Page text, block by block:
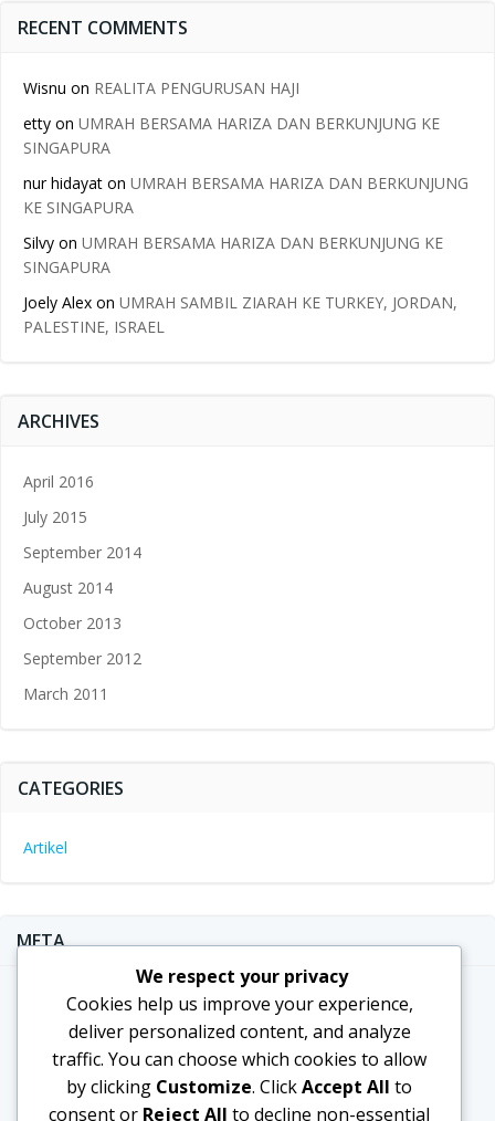
RECENT COMMENTS
Wisnu on REALITA PENGURUSAN HAJI
etty on UMRAH BERSAMA HARIZA DAN BERKUNJUNG KE
SINGAPURA
nur hidayat on UMRAH BERSAMA HARIZA DAN BERKUNJUNG
KE SINGAPURA
Silvy on UMRAH BERSAMA HARIZA DAN BERKUNJUNG KE
SINGAPURA
Joely Alex on UMRAH SAMBIL ZIARAH KE TURKEY, JORDAN,
PALESTINE, ISRAEL
ARCHIVES
April 2016
July 2015
September 2014
August 2014
October 2013
September 2012
March 2011
CATEGORIES
Artikel
META
Entries feed
Comments feed
WordPress.org
We respect your privacy
Cookies help us improve your experience,
deliver personalized content, and analyze
traffic. You can choose which cookies to allow
by clicking Customize. ClickAccept All to
consent or Reject All to decline non-essential